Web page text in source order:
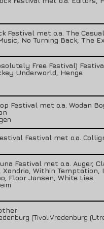
Festival met o.a. The
No Turning Back, The
Free Festival)
Underworld, Henge
Festival met o.a. Wodan
Festival met o.a.
Festival met o.a. Auger,
Xandria, Within Temptation,
Floor Jansen, White Lies
(TivoliVredenburg